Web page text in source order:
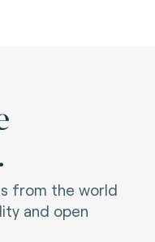
from the world
and open